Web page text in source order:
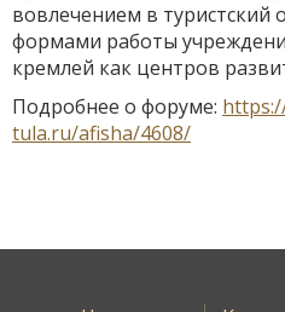
вовлечением в
формами работы
кремлей как центров
Подробнее о форуме:
tula.ru/afisha/4608/